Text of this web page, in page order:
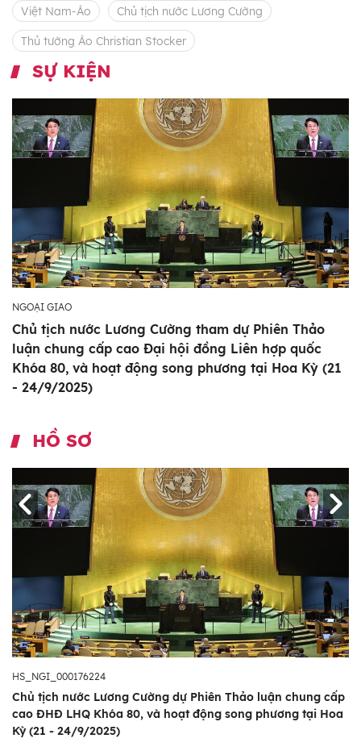
Việt Nam-Áo Chủ tịch nước Lương Cường
Thủ tướng Áo Christian Stocker
SỰ KIỆN
NGOẠI GIAO
Chủ tịch nước Lương Cường tham dự Phiên Thảo
luận chung cấp cao Đại hội đồng Liên hợp quốc
Khóa 80, và hoạt động song phương tại Hoa Kỳ (21
- 24/9/2025)
HỒ SƠ
HS_NGI_000176224
Chủ tịch nước Lương Cường dự Phiên Thảo luận chung cấp
cao ĐHĐ LHQ Khóa 80, và hoạt động song phương tại Hoa
Kỳ (21 - 24/9/2025)